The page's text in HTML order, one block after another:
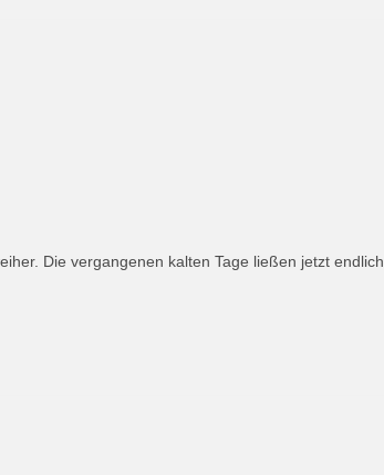
Die vergangenen kalten Tage ließen jetzt endlich